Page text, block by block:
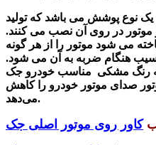
یک نوع پوشش می باشد که تولید
موتور در روی آن نصب می کنند.
می شود موتور را از هر گونه
هنگام ضربه به آن می شود.
رنگ مشکی مناسب خودرو
صدای موتور خودرو را کاهش
می‌دهد.